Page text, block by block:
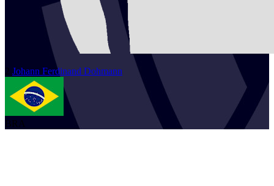
2 Johann Ferdinand Dohmann
BRA